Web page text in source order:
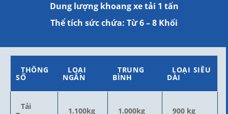
Dung lượng khoang xe tải 1 tấn
Thể tích sức chứa: Từ 6 – 8 Khối
THÔNG
SỐ
LOẠI
NGẮN
TRUNG
BÌNH
LOẠI SIÊU
DÀI
Tải
1.100kg 1.000kg 900 kg